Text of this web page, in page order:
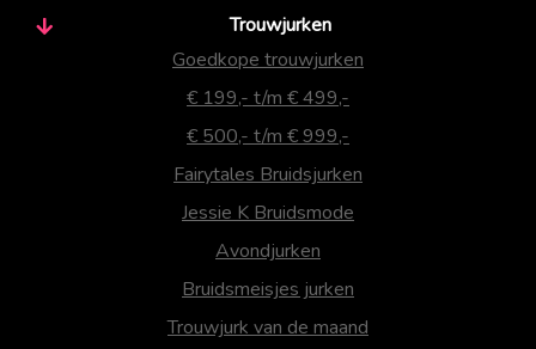
Trouwjurken
Goedkope trouwjurken
€ 199,- t/m € 499,-
€ 500,- t/m € 999,-
Fairytales Bruidsjurken
Jessie K Bruidsmode
Avondjurken
Bruidsmeisjes jurken
Trouwjurk van de maand